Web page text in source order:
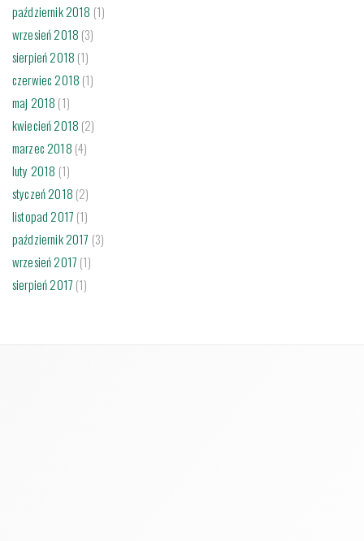
październik 2018 (1)
wrzesień 2018 (3)
sierpień 2018 (1)
czerwiec 2018 (1)
maj 2018 (1)
kwiecień 2018 (2)
marzec 2018 (4)
luty 2018 (1)
styczeń 2018 (2)
listopad 2017 (1)
październik 2017 (3)
wrzesień 2017 (1)
sierpień 2017 (1)